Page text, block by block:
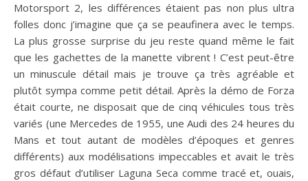
Motorsport 2, les différences étaient pas non plus ultra
folles donc j’imagine que ça se peaufinera avec le temps.
La plus grosse surprise du jeu reste quand même le fait
que les gachettes de la manette vibrent ! C’est peut-être
un minuscule détail mais je trouve ça très agréable et
plutôt sympa comme petit détail. Après la démo de Forza
était courte, ne disposait que de cinq véhicules tous très
variés (une Mercedes de 1955, une Audi des 24 heures du
Mans et tout autant de modèles d’époques et genres
différents) aux modélisations impeccables et avait le très
gros défaut d’utiliser Laguna Seca comme tracé et, ouais,